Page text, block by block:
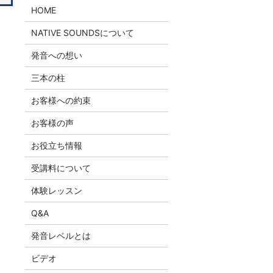
HOME
NATIVE SOUNDSについて
発音への想い
三本の柱
お客様への約束
お客様の声
お役立ち情報
受講料について
体験レッスン
Q&A
発音レベルとは
ビデオ